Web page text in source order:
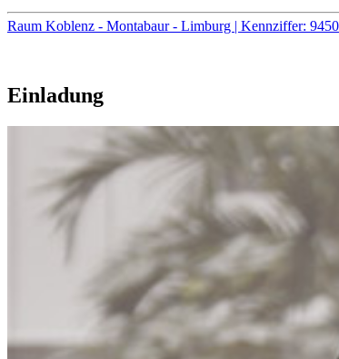
Raum Koblenz - Montabaur - Limburg | Kennziffer: 9450
Einladung